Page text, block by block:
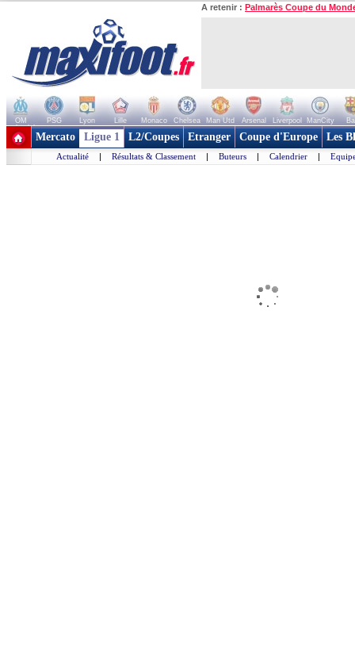
A retenir : Palmarès Coupe du
OM PSG Lyon Lille Monaco Chelsea Man Utd Arsenal Liverpool ManCity
+ de clubs
Mercato Ligue 1 L2/Coupes Etranger Coupe d'Europe Les
Actualité | Résultats & Classement | Buteurs | Calendrier |